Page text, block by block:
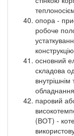
опора -
робоче
основний
складова
паровий
(ВОТ) -